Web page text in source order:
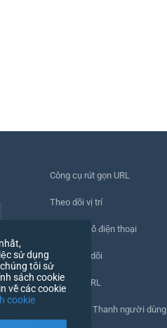
Công cụ rút gọn URL
Theo dõi vị trí
Theo dõi số điện thoại
Pixel theo dõi
Kiểm tra URL
Đếm IP và Thanh người dùng
sử dụng
tôi sử
sách cookie
về các cookie
cookie